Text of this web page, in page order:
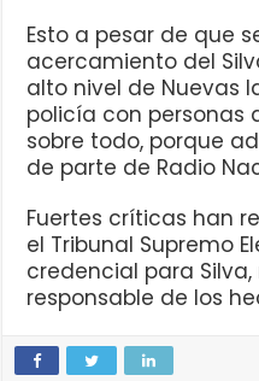
Esto a pesar de que
acercamiento del
alto nivel de Nuevas
policía con personas
sobre todo, porque
de parte de Radio
Fuertes críticas han
el Tribunal Supremo
credencial para
responsable de los